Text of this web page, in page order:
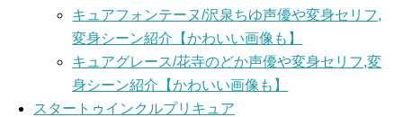
キュアフォンテーヌ/沢泉ちゆ声優や変身セリフ,
変身シーン紹介【かわいい画像も】
キュアグレース/花寺のどか声優や変身セリフ,変
身シーン紹介【かわいい画像も】
スタートゥインクルプリキュア